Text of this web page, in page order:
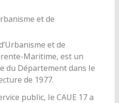
et de
et de
Maritime, est un
du Département dans le
de 1977.
public, le CAUE 17 a